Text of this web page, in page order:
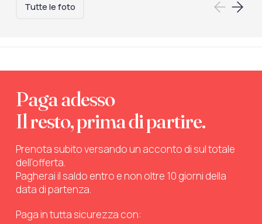
Tutte le foto
Paga adesso
Il resto, prima di partire.
Prenota subito versando un acconto di sul totale
dell’offerta.
Pagherai il saldo entro e non oltre 10 giorni della
data di partenza.
Paga in tutta sicurezza con: